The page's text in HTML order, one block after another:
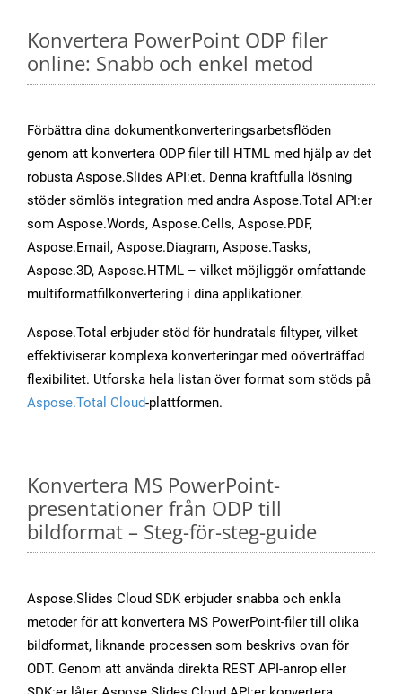
Konvertera PowerPoint ODP filer
online: Snabb och enkel metod
Förbättra dina dokumentkonverteringsarbetsflöden
genom att konvertera ODP filer till HTML med hjälp av det
robusta Aspose.Slides API:et. Denna kraftfulla lösning
stöder sömlös integration med andra Aspose.Total API:er
som Aspose.Words, Aspose.Cells, Aspose.PDF,
Aspose.Email, Aspose.Diagram, Aspose.Tasks,
Aspose.3D, Aspose.HTML – vilket möjliggör omfattande
multiformatfilkonvertering i dina applikationer.
Aspose.Total erbjuder stöd för hundratals filtyper, vilket
effektiviserar komplexa konverteringar med oöverträffad
flexibilitet. Utforska hela listan över format som stöds på
Aspose.Total Cloud-plattformen.
Konvertera MS PowerPoint-
presentationer från ODP till
bildformat – Steg-för-steg-guide
Aspose.Slides Cloud SDK erbjuder snabba och enkla
metoder för att konvertera MS PowerPoint-filer till olika
bildformat, liknande processen som beskrivs ovan för
ODT. Genom att använda direkta REST API-anrop eller